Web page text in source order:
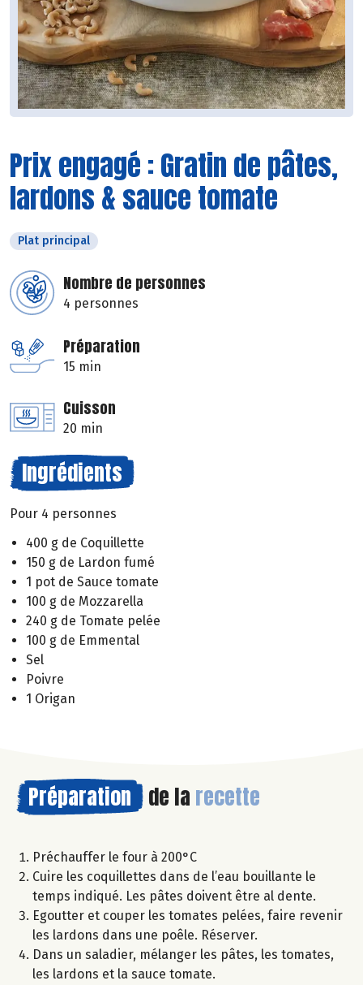
Prix engagé : Gratin de pâtes,
lardons & sauce tomate
Plat principal
Nombre de personnes
4 personnes
Préparation
15 min
Cuisson
20 min
Ingrédients
Pour 4 personnes
400 g de Coquillette
150 g de Lardon fumé
1 pot de Sauce tomate
100 g de Mozzarella
240 g de Tomate pelée
100 g de Emmental
Sel
Poivre
1 Origan
Préparation de la recette
Préchauffer le four à 200°C
Cuire les coquillettes dans de l’eau bouillante le
temps indiqué. Les pâtes doivent être al dente.
Egoutter et couper les tomates pelées, faire revenir
les lardons dans une poêle. Réserver.
Dans un saladier, mélanger les pâtes, les tomates,
les lardons et la sauce tomate.